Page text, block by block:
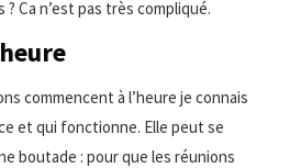
Ca n’est pas très compliqué.
commencent à l’heure je connais
et qui fonctionne. Elle peut se
boutade : pour que les réunions